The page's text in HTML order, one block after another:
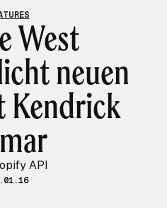
West
neuen
Kendrick
API